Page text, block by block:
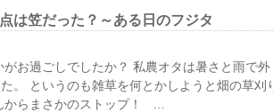
は笠だった？～ある日のフジタ
お過ごしでしたか？ 私農オタは暑さと雨で外
。 というのも雑草を何とかしようと畑の草刈
からまさかのストップ！ …